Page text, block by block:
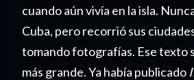
cuando aún vivía en la isla.
Cuba, pero recorrió sus
tomando fotografías. Ese texto
más grande. Ya había publicado